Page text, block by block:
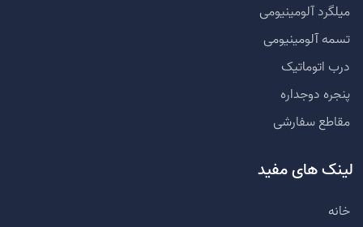
میلگرد آلومینیومی
تسمه آلومینیومی
درب اتوماتیک
پنجره دوجداره
مقاطع سفارشی
لینک های مفید
خانه